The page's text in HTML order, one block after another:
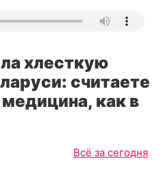
хлесткую
считаете
как в
Всё за сегодня